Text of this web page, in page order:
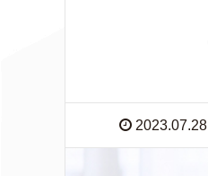
2023.07.28